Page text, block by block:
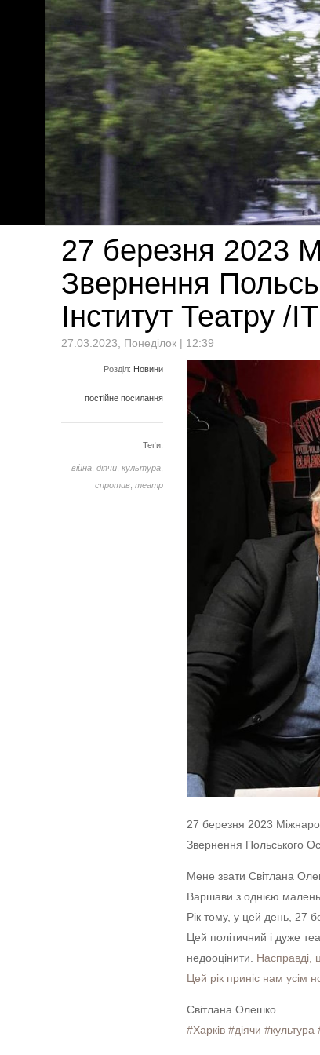
27 березня 2023
Звернення
Інститут Театру
27.03.2023, Понеділок | 12:39
Розділ: Новини
постійне посилання
Теґи:
війна діячи культура
спротив театр
27 березня 2023
Звернення Польського
Мене звати Світлана
Варшави з однією
Рік тому, у цей день, 27
Цей політичний і дуже
недооцінити. Насправді,
Цей рік приніс нам усім
Світлана Олешко
#Харків #діячи #культура